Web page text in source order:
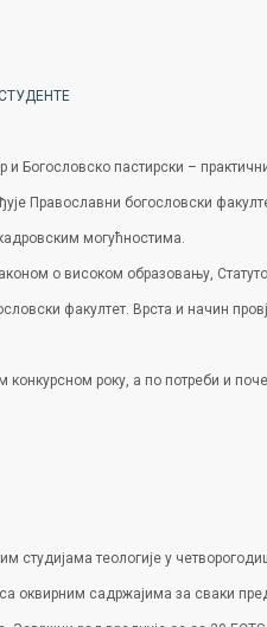
пастирски –
Православни богословски
могућностима.
о високом образовању,
факултет. Врста и начин
конкурсном року, а по потреби и
студијама теологије у
оквирним садржајима за сваки